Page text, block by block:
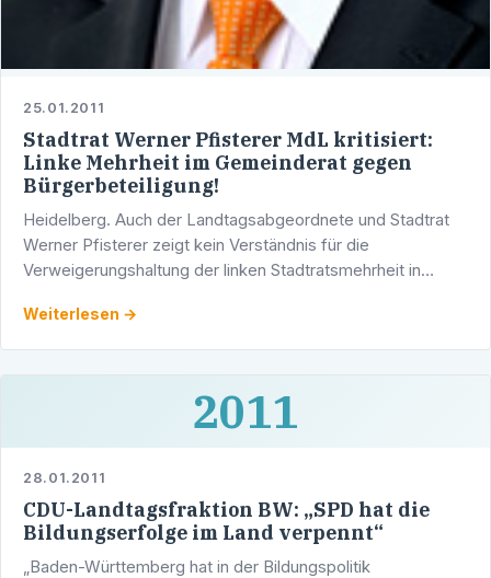
25.01.2011
Stadtrat Werner Pfisterer MdL kritisiert:
Linke Mehrheit im Gemeinderat gegen
Bürgerbeteiligung!
Heidelberg. Auch der Landtagsabgeordnete und Stadtrat
Werner Pfisterer zeigt kein Verständnis für die
Verweigerungshaltung der linken Stadtratsmehrheit in
Heidelberg …
Weiterlesen →
2011
28.01.2011
CDU-Landtagsfraktion BW: „SPD hat die
Bildungserfolge im Land verpennt“
„Baden-Württemberg hat in der Bildungspolitik